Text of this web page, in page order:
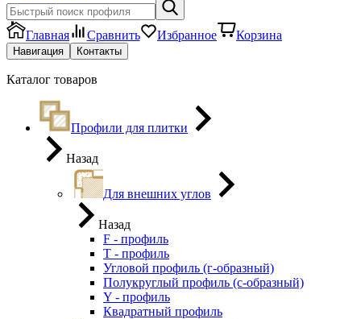
Главная Сравнить Избранное Корзина
Навигация Контакты
Каталог товаров
Профили для плитки
Назад
Для внешних углов
Назад
F - профиль
Т - профиль
Угловой профиль (г-образный)
Полукруглый профиль (с-образный)
Y - профиль
Квадратный профиль